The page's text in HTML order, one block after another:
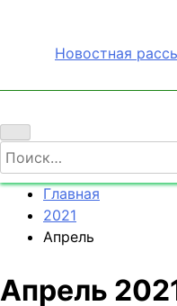
Новостная
Найти:
Главная
2021
Апрель
Апрель